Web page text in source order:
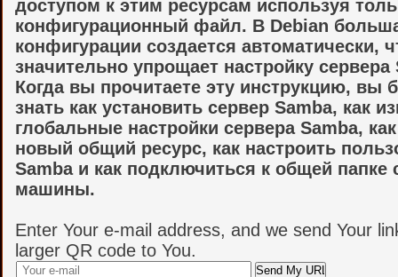
доступом к этим ресурсам используя
конфигурационный файл. В Debian
конфигурации создается автоматически,
значительно упрощает настройку сервера
Когда вы прочитаете эту инструкцию, вы
знать как установить сервер Samba, как
глобальные настройки сервера Samba,
новый общий ресурс, как настроить
Samba и как подключиться к общей папке
машины.
Enter Your e-mail address, and we send Your
larger QR code to You.